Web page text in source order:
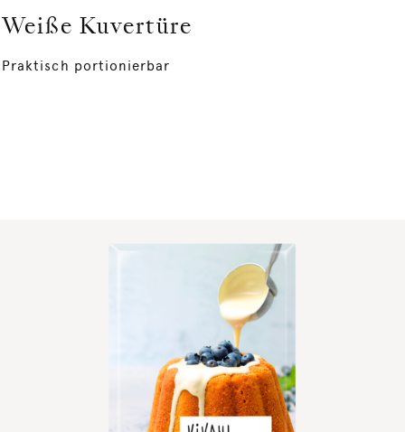
Weiße Kuvertüre
Praktisch portionierbar